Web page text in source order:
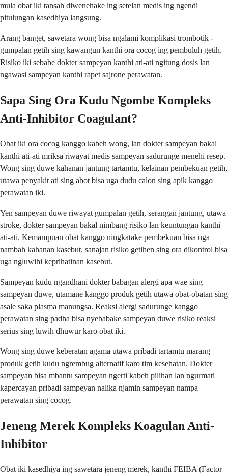
mula obat iki tansah diwenehake ing setelan medis ing ngendi
pitulungan kasedhiya langsung.
Arang banget, sawetara wong bisa ngalami komplikasi trombotik -
gumpalan getih sing kawangun kanthi ora cocog ing pembuluh getih.
Risiko iki sebabe dokter sampeyan kanthi ati-ati ngitung dosis lan
ngawasi sampeyan kanthi rapet sajrone perawatan.
Sapa Sing Ora Kudu Ngombe Kompleks
Anti-Inhibitor Coagulant?
Obat iki ora cocog kanggo kabeh wong, lan dokter sampeyan bakal
kanthi ati-ati mriksa riwayat medis sampeyan sadurunge menehi resep.
Wong sing duwe kahanan jantung tartamtu, kelainan pembekuan getih,
utawa penyakit ati sing abot bisa uga dudu calon sing apik kanggo
perawatan iki.
Yen sampeyan duwe riwayat gumpalan getih, serangan jantung, utawa
stroke, dokter sampeyan bakal nimbang risiko lan keuntungan kanthi
ati-ati. Kemampuan obat kanggo ningkatake pembekuan bisa uga
nambah kahanan kasebut, sanajan risiko getihen sing ora dikontrol bisa
uga ngluwihi keprihatinan kasebut.
Sampeyan kudu ngandhani dokter babagan alergi apa wae sing
sampeyan duwe, utamane kanggo produk getih utawa obat-obatan sing
asale saka plasma manungsa. Reaksi alergi sadurunge kanggo
perawatan sing padha bisa nyebabake sampeyan duwe risiko reaksi
serius sing luwih dhuwur karo obat iki.
Wong sing duwe keberatan agama utawa pribadi tartamtu marang
produk getih kudu ngrembug alternatif karo tim kesehatan. Dokter
sampeyan bisa mbantu sampeyan ngerti kabeh pilihan lan ngurmati
kapercayan pribadi sampeyan nalika njamin sampeyan nampa
perawatan sing cocog.
Jeneng Merek Kompleks Koagulan Anti-
Inhibitor
Obat iki kasedhiya ing sawetara jeneng merek, kanthi FEIBA (Factor